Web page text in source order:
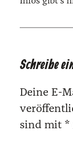
Schreibe
Deine E-
sind mit *